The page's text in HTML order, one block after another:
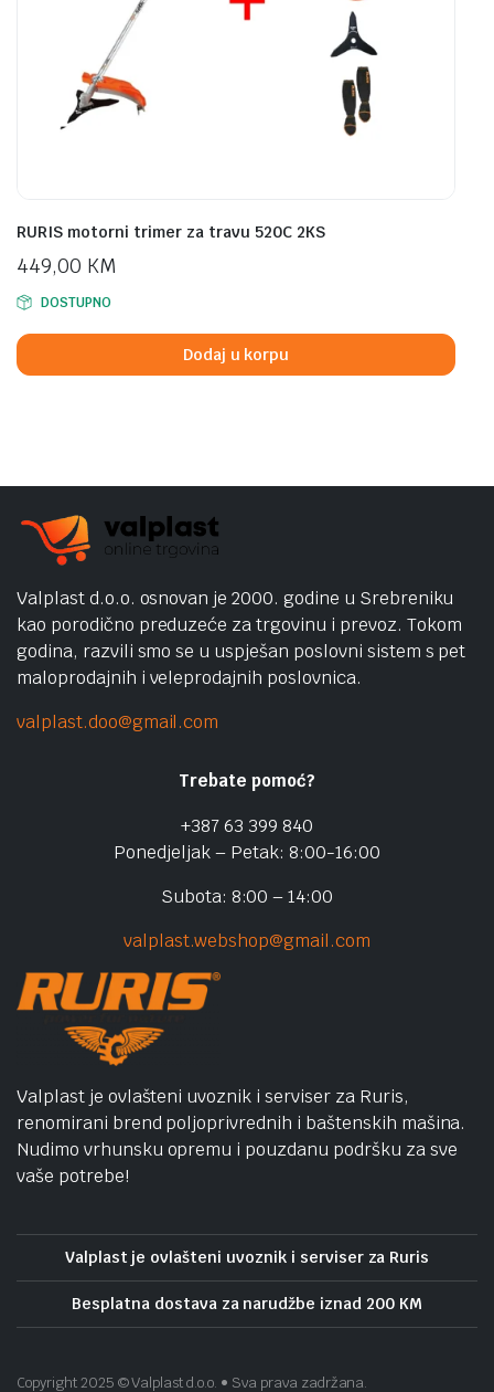
RURIS motorni trimer za travu 520C 2KS
449,00 KM
DOSTUPNO
Dodaj u korpu
Valplast d.o.o. osnovan je 2000. godine u Srebreniku
kao porodično preduzeće za trgovinu i prevoz. Tokom
godina, razvili smo se u uspješan poslovni sistem s pet
maloprodajnih i veleprodajnih poslovnica.
valplast.doo@gmail.com
Trebate pomoć?
+387 63 399 840
Ponedjeljak – Petak: 8:00-16:00
Subota: 8:00 – 14:00
valplast.webshop@gmail.com
Valplast je ovlašteni uvoznik i serviser za Ruris,
renomirani brend poljoprivrednih i baštenskih mašina.
Nudimo vrhunsku opremu i pouzdanu podršku za sve
vaše potrebe!
Valplast je ovlašteni uvoznik i serviser za Ruris
Besplatna dostava za narudžbe iznad 200 KM
Copyright 2025 © Valplast d.o.o. • Sva prava zadržana.